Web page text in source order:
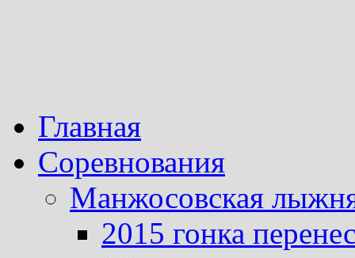
Главная
Соревнования
Манжосовская
2015 гонка